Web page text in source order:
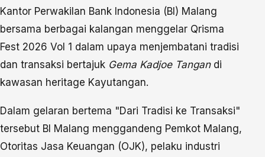
Kantor Perwakilan Bank Indonesia (BI) Malang
bersama berbagai kalangan menggelar Qrisma
Fest 2026 Vol 1 dalam upaya menjembatani tradisi
dan transaksi bertajuk Gema Kadjoe Tangan di
kawasan heritage Kayutangan.
Dalam gelaran bertema "Dari Tradisi ke Transaksi"
tersebut BI Malang menggandeng Pemkot Malang,
Otoritas Jasa Keuangan (OJK), pelaku industri